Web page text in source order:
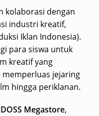
kolaborasi dengan
industri kreatif,
Iklan Indonesia).
para siswa untuk
kreatif yang
jejaring
hingga periklanan.
DOSS Megastore,